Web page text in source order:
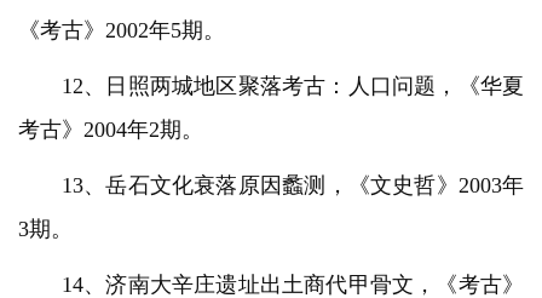
《考古》2002年5期。
12、日照两城地区聚落考古：人口问题，《华夏
考古》2004年2期。
13、岳石文化衰落原因蠡测，《文史哲》2003年
3期。
14、济南大辛庄遗址出土商代甲骨文，《考古》